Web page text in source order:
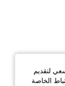
لتقديم
الخاصة